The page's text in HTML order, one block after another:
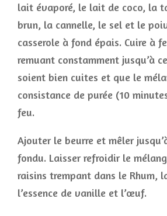
lait évaporé, le lait de coco, la
brun, la cannelle, le sel et le
casserole à fond épais. Cuire à
remuant constamment jusqu’à
soient bien cuites et que le
consistance de purée (10
feu.
Ajouter le beurre et mêler
fondu. Laisser refroidir le
raisins trempant dans le Rhum,
l’essence de vanille et l’œuf.